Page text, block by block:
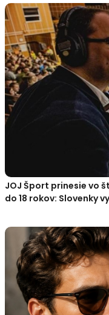
JOJ Šport prinesie vo
do 18 rokov: Slovenky